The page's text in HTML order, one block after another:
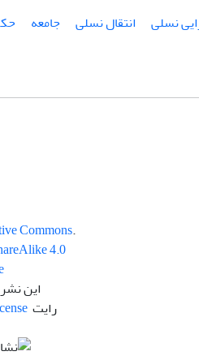
نسلی انتقال نسلی جامعه
.This work is licensed under a
Commons
4.0
این
رایت